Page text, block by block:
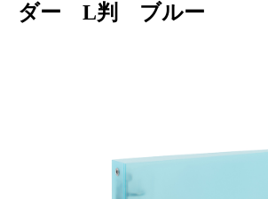
ダー L判 ブルー
“好き”をあつめよう